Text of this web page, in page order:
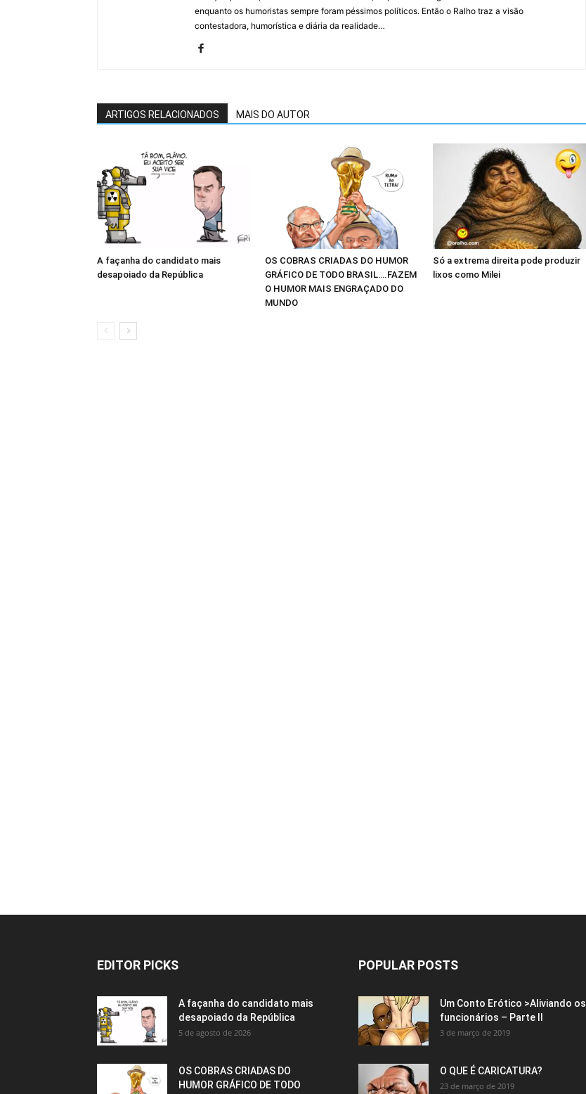
enquanto os humoristas sempre foram péssimos políticos. Então o Ralho traz a visão
contestadora, humorística e diária da realidade…
ARTIGOS RELACIONADOS MAIS DO AUTOR
A façanha do candidato mais
desapoiado da República
OS COBRAS CRIADAS DO HUMOR
GRÁFICO DE TODO BRASIL….FAZEM
O HUMOR MAIS ENGRAÇADO DO
MUNDO
Só a extrema direita pode produzir
lixos como Milei
EDITOR PICKS
A façanha do candidato mais
desapoiado da República
5 de agosto de 2026
OS COBRAS CRIADAS DO
HUMOR GRÁFICO DE TODO
POPULAR POSTS
Um Conto Erótico >Aliviando os
funcionários – Parte II
3 de março de 2019
O QUE É CARICATURA?
23 de março de 2019